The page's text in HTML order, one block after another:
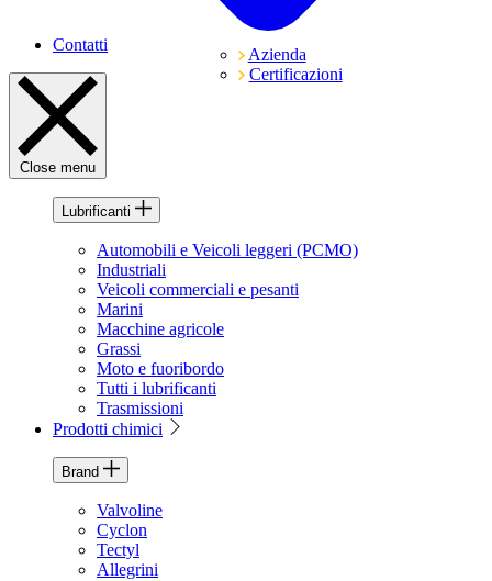
Azienda
Certificazioni
Contatti
Close menu
Lubrificanti
Automobili e Veicoli leggeri (PCMO)
Industriali
Veicoli commerciali e pesanti
Marini
Macchine agricole
Grassi
Moto e fuoribordo
Tutti i lubrificanti
Trasmissioni
Prodotti chimici
Brand
Valvoline
Cyclon
Tectyl
Allegrini